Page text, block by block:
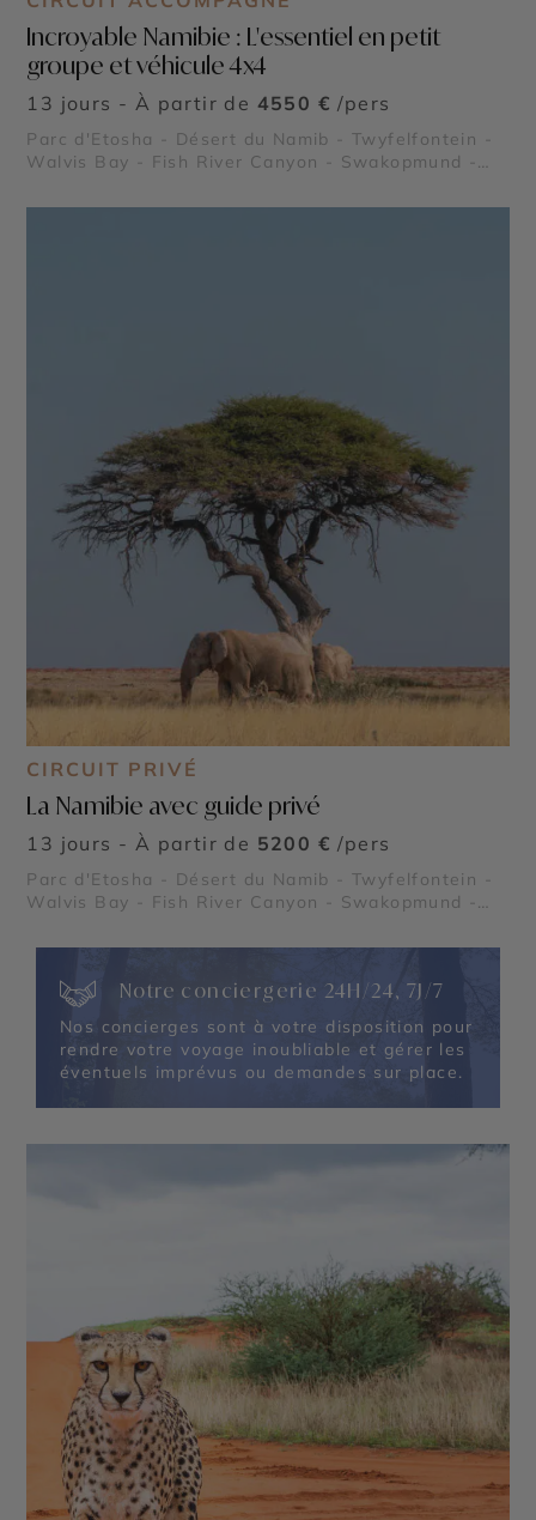
Incroyable Namibie : L'essentiel en petit
groupe et véhicule 4x4
13 jours - À partir de 4550 € /pers
Parc d'Etosha - Désert du Namib - Twyfelfontein -
Walvis Bay - Fish River Canyon - Swakopmund -
CIRCUIT PRIVÉ
La Namibie avec guide privé
13 jours - À partir de 5200 € /pers
Parc d'Etosha - Désert du Namib - Twyfelfontein -
Walvis Bay - Fish River Canyon - Swakopmund -
Notre conciergerie 24H/24, 7J/7
Nos concierges sont à votre disposition pour
rendre votre voyage inoubliable et gérer les
éventuels imprévus ou demandes sur place.